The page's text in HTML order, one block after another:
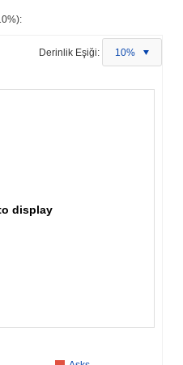
Derinlik Eşiği: 10%
display